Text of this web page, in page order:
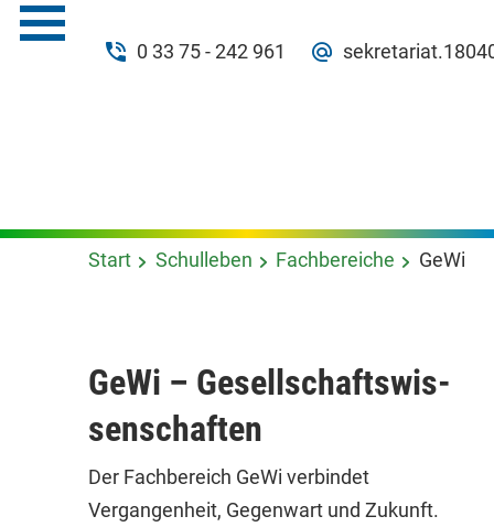
0 33 75 - 242 961
Start Schulleben Fachbereiche GeWi
GeWi – Gesell­schafts­wis­
sen­schaften
Der Fachbereich GeWi verbindet
Vergangenheit, Gegenwart und Zukunft.